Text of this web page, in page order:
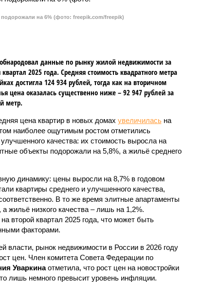
на 6% (фото: freepik.com/freepik)
обнародовал данные по рынку жилой недвижимости за
2025 года. Средняя стоимость квадратного метра
достигла 124 934 рублей, тогда как на вторичном
цена оказалась существенно ниже – 92 947 рублей за
метр.
цена квартир в новых домах увеличиласьна
наиболее ощутимым ростом отметились
качества: их стоимость выросла на
объекты подорожали на 5,8%, а жильё среднего
динамику: цены выросли на 8,7% в годовом
квартиры среднего и улучшенного качества,
В то же время элитные апартаменты
жильё низкого качества – лишь на 1,2%.
второй квартал 2025 года, что может быть
факторами.
власти, рынок недвижимости в России в 2026 году
цен. Член комитета Совета Федерации по
Уваркинаотметила, что рост цен на новостройки
лишь немного превысит уровень инфляции.